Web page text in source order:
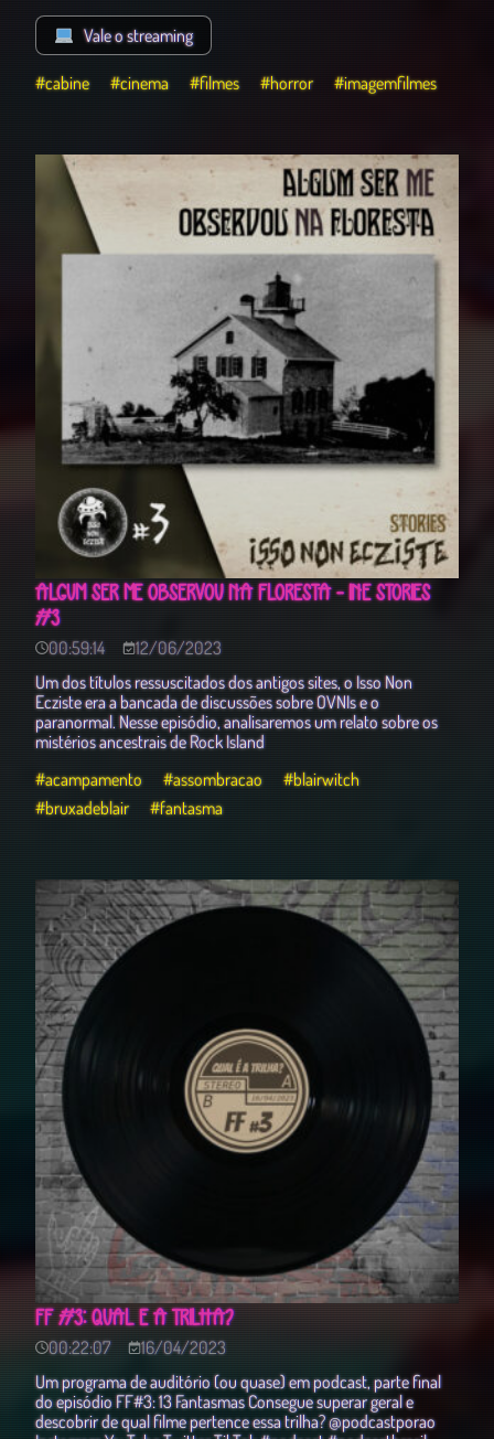
Vale o streaming
#cabine #cinema #filmes #horror #imagemfilmes
ALGUM SER ME OBSERVOU NA FLORESTA - INE STORIES
#3
00:59:14
12/06/2023
Um dos títulos ressuscitados dos antigos sites, o Isso Non
Ecziste era a bancada de discussões sobre OVNIs e o
paranormal. Nesse episódio, analisaremos um relato sobre os
mistérios ancestrais de Rock Island
#acampamento
#assombracao
#blairwitch
#bruxadeblair
#fantasma
FF #3: QUAL É A TRILHA?
00:22:07
16/04/2023
Um programa de auditório (ou quase) em podcast, parte final
do episódio FF#3: 13 Fantasmas Consegue superar geral e
descobrir de qual filme pertence essa trilha? @podcastporao